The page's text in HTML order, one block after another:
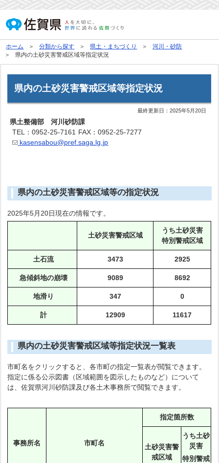
ホーム 分類から探す 県土・まちづくり
河川・砂防
県内の土砂災害警戒区域等指定状況
県内の土砂災害警戒区域等指定状況
最終更新日：2025年5月20日
県土整備部 河川砂防課
TEL：0952-25-7161 FAX：0952-25-7277
kasensabou@pref.saga.lg.jp
県内の土砂災害警戒区域等の指定状況
2025年5月20日現在の情報です。
土砂災害警戒区域
うち土砂災害
特別警戒区域
土石流 3473 2925
急傾斜地の崩壊 9089 8692
地滑り 347 0
計 12909 11617
県内の土砂災害警戒区域等指定状況一覧表
市町名をクリックすると、各市町の指定一覧表が閲覧できます。
指定に係る公示図書（区域範囲を図示したものなど）について
は、佐賀県河川砂防課及び各土木事務所で閲覧できます。
事務所名 市町名
指定箇所数
土砂災害警
戒区域
うち土砂
災害
特別警戒